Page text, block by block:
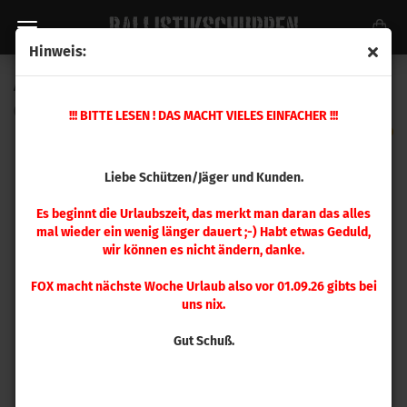
Hinweis:
!!! BITTE LESEN ! DAS MACHT VIELES EINFACHER !!!
Liebe Schützen/Jäger und Kunden.
Es beginnt die Urlaubszeit, das merkt man daran das alles
mal wieder ein wenig länger dauert ;-) Habt etwas Geduld,
wir können es nicht ändern, danke.
FOX macht nächste Woche Urlaub also vor 01.09.26 gibts bei
uns nix.
Gut Schuß.
A-Zoom .300 Win. Mag Pufferpatrone 2 Stück
12237)